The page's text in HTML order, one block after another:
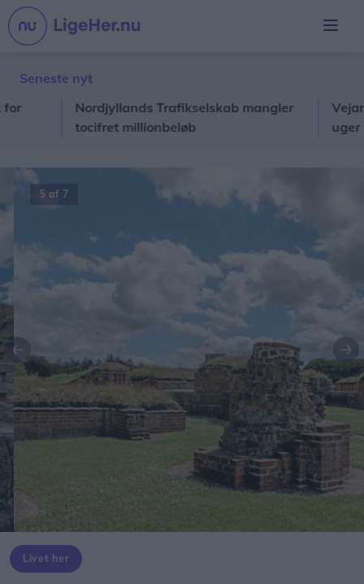
Seneste nyt
Nordjyllands Trafikselskab mangler
tocifret millionbeløb
5 af 7
Forrige
Livet her